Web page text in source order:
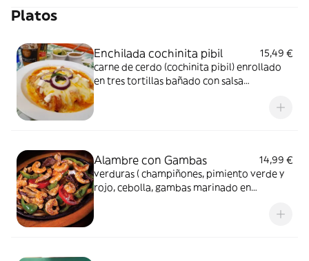
Platos
Enchilada cochinita pibil
15,49 €
carne de cerdo (cochinita pibil) enrollado
en tres tortillas bañado con salsa
gouda y chédar con queso fresco, cebolla
Alambre con Gambas
14,99 €
verduras ( champiñones, pimiento verde y
rojo, cebolla, gambas marinado en